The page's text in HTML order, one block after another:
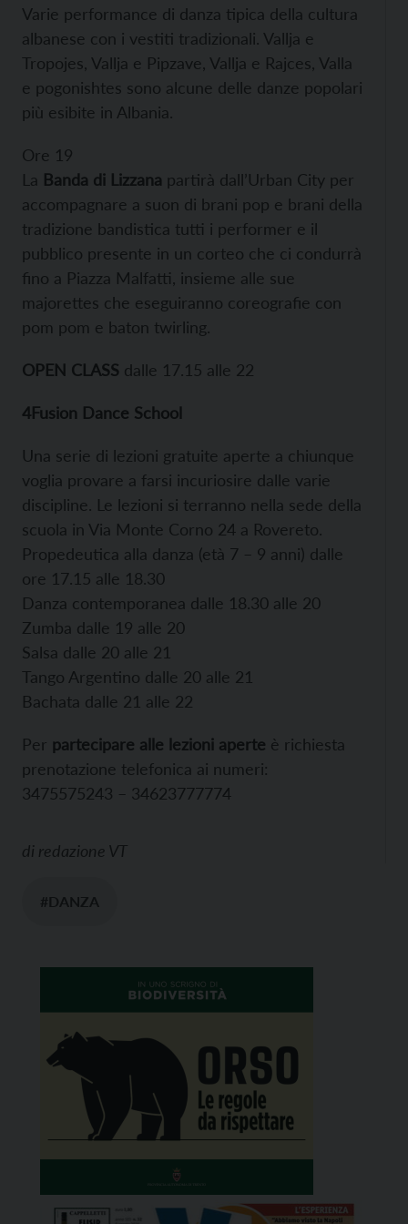
Varie performance di danza tipica della cultura
albanese con i vestiti tradizionali. Vallja e
Tropojes, Vallja e Pipzave, Vallja e Rajces, Valla
e pogonishtes sono alcune delle danze popolari
più esibite in Albania.
Ore 19
La Banda di Lizzana partirà dall’Urban City per
accompagnare a suon di brani pop e brani della
tradizione bandistica tutti i performer e il
pubblico presente in un corteo che ci condurrà
fino a Piazza Malfatti, insieme alle sue
majorettes che eseguiranno coreografie con
pom pom e baton twirling.
OPEN CLASS dalle 17.15 alle 22
4Fusion Dance School
Una serie di lezioni gratuite aperte a chiunque
voglia provare a farsi incuriosire dalle varie
discipline. Le lezioni si terranno nella sede della
scuola in Via Monte Corno 24 a Rovereto.
Propedeutica alla danza (età 7 – 9 anni) dalle
ore 17.15 alle 18.30
Danza contemporanea dalle 18.30 alle 20
Zumba dalle 19 alle 20
Salsa dalle 20 alle 21
Tango Argentino dalle 20 alle 21
Bachata dalle 21 alle 22
Per partecipare alle lezioni aperte è richiesta
prenotazione telefonica ai numeri:
3475575243 – 34623777774
di redazione VT
#DANZA